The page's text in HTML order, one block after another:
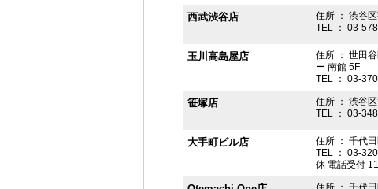
西武渋谷店
住所 ： 渋谷
TEL ： 03-
玉川高島屋店
住所 ： 世田
ー 南館 5F
TEL ： 03-
笹塚店
住所 ： 渋谷
TEL ： 03-
大手町ビル店
住所 ： 千代
TEL ： 03-
休 電話受付